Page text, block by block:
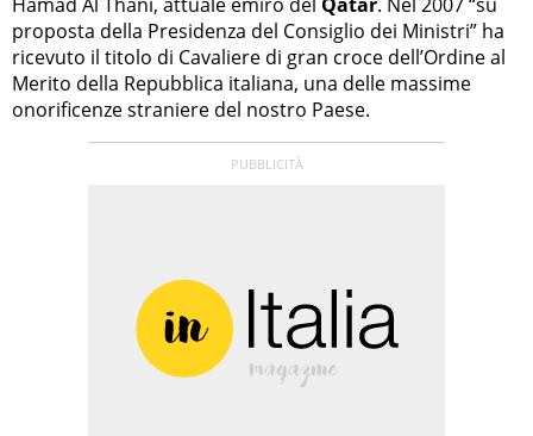
proposta della Presidenza del Consiglio dei Ministri” ha
ricevuto il titolo di Cavaliere di gran croce dell’Ordine al
Merito della Repubblica italiana, una delle massime
onorificenze straniere del nostro Paese.